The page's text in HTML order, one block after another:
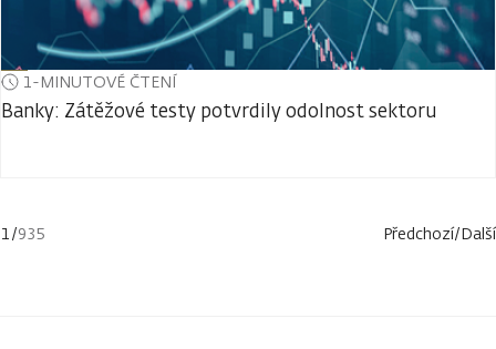
1-MINUTOVÉ ČTENÍ
Banky: Zátěžové testy potvrdily odolnost sektoru
1/935 Předchozí/Další